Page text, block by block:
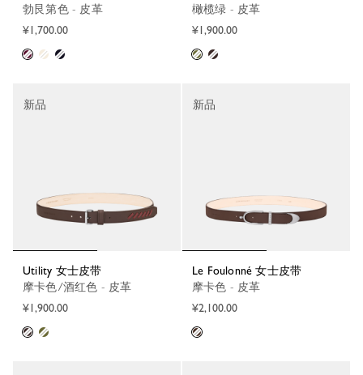
勃艮第色 - 皮革
¥1,700.00
橄榄绿 - 皮革
¥1,900.00
Utility 女士皮带
摩卡色/酒红色 - 皮革
¥1,900.00
新品
Le Foulonné 女士皮带
摩卡色 - 皮革
¥2,100.00
新品